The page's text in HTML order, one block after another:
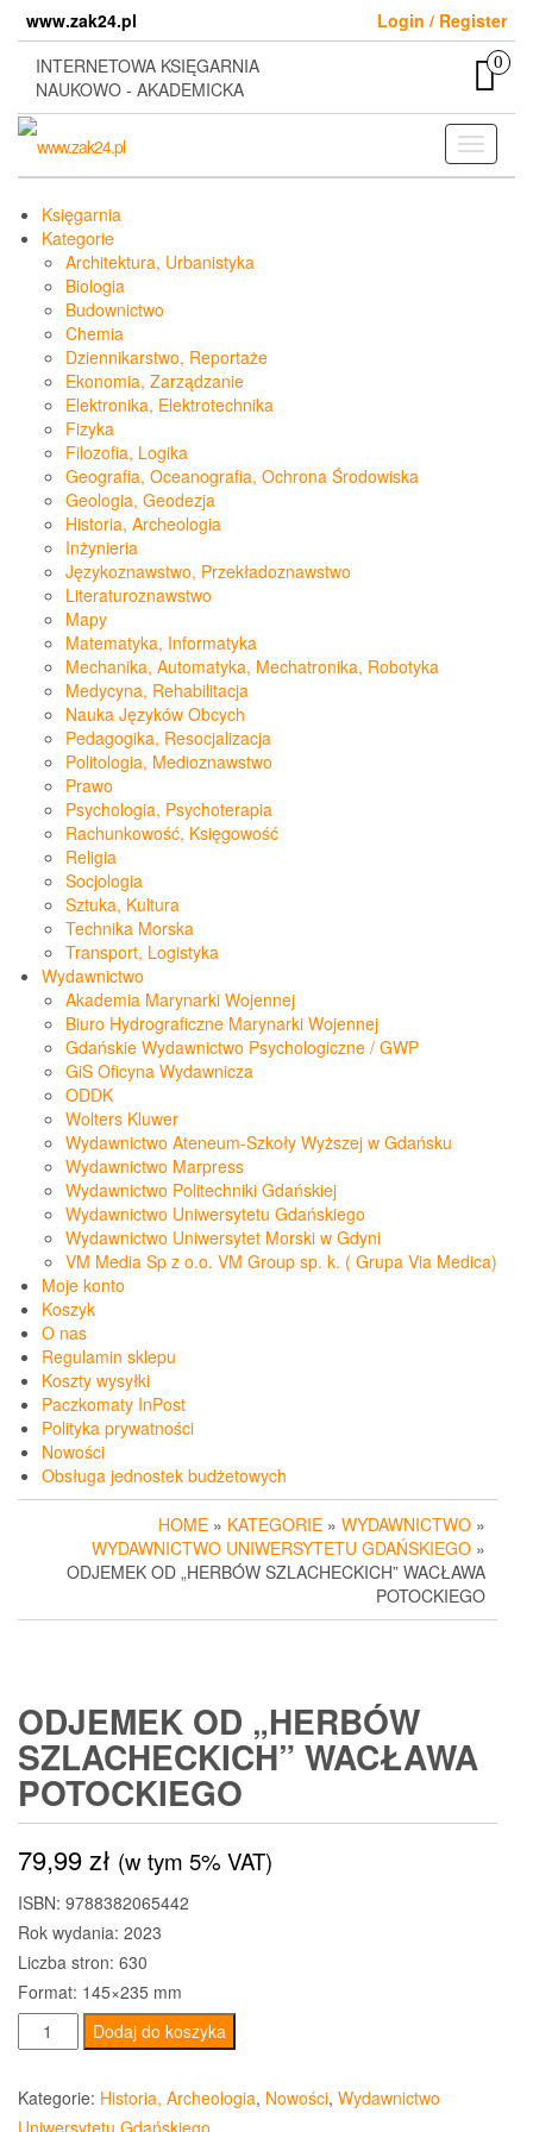
content
www.zak24.pl
Login / Register
INTERNETOWA KSIĘGARNIA
NAUKOWO - AKADEMICKA
0
Toggle
Księgarnia
Kategorie
Architektura, Urbanistyka
Biologia
Budownictwo
Chemia
Dziennikarstwo, Reportaże
Ekonomia, Zarządzanie
Elektronika, Elektrotechnika
Fizyka
Filozofia, Logika
Geografia, Oceanografia, Ochrona Środowiska
Geologia, Geodezja
Historia, Archeologia
Inżynieria
Językoznawstwo, Przekładoznawstwo
Literaturoznawstwo
Mapy
Matematyka, Informatyka
Mechanika, Automatyka, Mechatronika, Robotyka
Medycyna, Rehabilitacja
Nauka Języków Obcych
Pedagogika, Resocjalizacja
Politologia, Medioznawstwo
Prawo
Psychologia, Psychoterapia
Rachunkowość, Księgowość
Religia
Socjologia
Sztuka, Kultura
Technika Morska
Transport, Logistyka
Wydawnictwo
Akademia Marynarki Wojennej
Biuro Hydrograficzne Marynarki Wojennej
Gdańskie Wydawnictwo Psychologiczne / GWP
GiS Oficyna Wydawnicza
ODDK
Wolters Kluwer
Wydawnictwo Ateneum-Szkoły Wyższej w Gdańsku
Wydawnictwo Marpress
Wydawnictwo Politechniki Gdańskiej
Wydawnictwo Uniwersytetu Gdańskiego
Wydawnictwo Uniwersytet Morski w Gdyni
VM Media Sp z o.o. VM Group sp. k. ( Grupa Via Medica)
Moje konto
Koszyk
O nas
Regulamin sklepu
Koszty wysyłki
Paczkomaty InPost
Polityka prywatności
Nowości
Obsługa jednostek budżetowych
HOME » KATEGORIE » WYDAWNICTWO »
WYDAWNICTWO UNIWERSYTETU GDAŃSKIEGO »
ODJEMEK OD „HERBÓW SZLACHECKICH” WACŁAWA
POTOCKIEGO
ODJEMEK OD „HERBÓW
SZLACHECKICH” WACŁAWA
POTOCKIEGO
79,99zł (w tym 5% VAT)
ISBN: 9788382065442
Rok wydania: 2023
Liczba stron: 630
Format: 145×235 mm
ilość
Odjemek
od
„Herbów
Dodaj do koszyka
Kategorie: Historia, Archeologia, Nowości, Wydawnictwo